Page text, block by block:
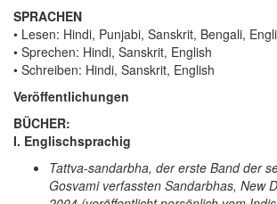
SPRACHEN
• Lesen: Hindi, Punjabi, Sanskrit, Bengali,
• Sprechen: Hindi, Sanskrit, English
• Schreiben: Hindi, Sanskrit, English
Veröffentlichungen
BÜCHER:
I. Englischsprachig
Tattva-sandarbha, der erste Band der
Gosvami verfassten Sandarbhas, New